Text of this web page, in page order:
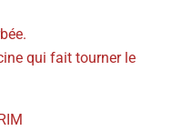
qui fait tourner le